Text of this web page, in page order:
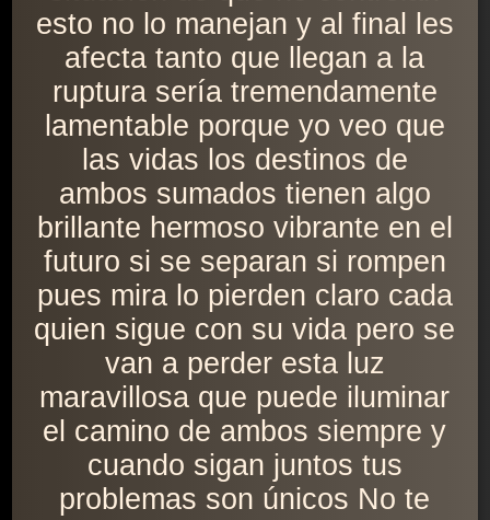
esto no lo manejan y al final les
afecta tanto que llegan a la
ruptura sería tremendamente
lamentable porque yo veo que
las vidas los destinos de
ambos sumados tienen algo
brillante hermoso vibrante en el
futuro si se separan si rompen
pues mira lo pierden claro cada
quien sigue con su vida pero se
van a perder esta luz
maravillosa que puede iluminar
el camino de ambos siempre y
cuando sigan juntos tus
problemas son únicos No te